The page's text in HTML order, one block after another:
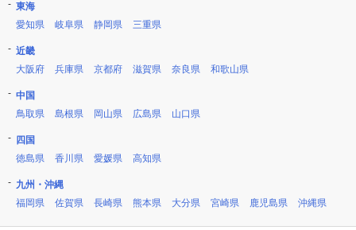
東海
愛知県
岐阜県 静岡県 三重県
近畿
大阪府
兵庫県 京都府 滋賀県 奈良県 和歌山県
中国
鳥取県
島根県 岡山県 広島県 山口県
四国
徳島県
香川県 愛媛県 高知県
九州・沖縄
福岡県
佐賀県 長崎県 熊本県 大分県 宮崎県 鹿児島県 沖縄県